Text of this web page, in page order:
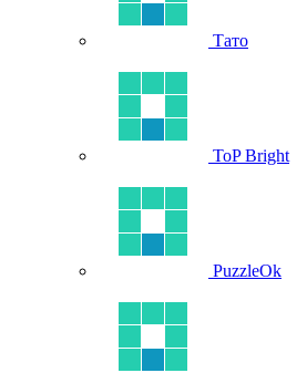
Тато
ToP Bright
PuzzleOk